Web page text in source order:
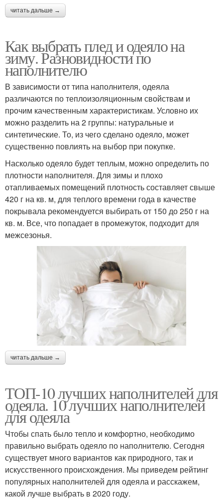
читать дальше →
Как выбрать плед и одеяло на
зиму. Разновидности по
наполнителю
В зависимости от типа наполнителя, одеяла
различаются по теплоизоляционным свойствам и
прочим качественным характеристикам. Условно их
можно разделить на 2 группы: натуральные и
синтетические. То, из чего сделано одеяло, может
существенно повлиять на выбор при покупке.
Насколько одеяло будет теплым, можно определить по
плотности наполнителя. Для зимы и плохо
отапливаемых помещений плотность составляет свыше
420 г на кв. м, для теплого времени года в качестве
покрывала рекомендуется выбирать от 150 до 250 г на
кв. м. Все, что попадает в промежуток, подходит для
межсезонья.
читать дальше →
ТОП-10 лучших наполнителей для
одеяла. 10 лучших наполнителей
для одеяла
Чтобы спать было тепло и комфортно, необходимо
правильно выбрать одеяло по наполнителю. Сегодня
существует много вариантов как природного, так и
искусственного происхождения. Мы приведем рейтинг
популярных наполнителей для одеяла и расскажем,
какой лучше выбрать в 2020 году.